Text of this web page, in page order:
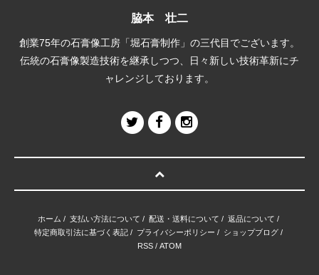
脇本 壮二
創業75年の石膏像工房「堀石膏制作」の三代目でございます。
伝統の石膏像製造技術を継承しつつ、日々新しい技術革新にチ
ャレンジしております。
ホーム / 支払い方法について / 配送・送料について / 返品について /
特定商取引法に基づく表記 / プライバシーポリシー / ショップブログ /
RSS / ATOM